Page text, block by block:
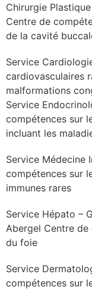
Chirurgie
Centre de
de la cavité
Service
cardiovasculaires
malformations
Service
compétences sur
incluant les
Service Médecine
compétences sur
immunes rares
Service Hépato –
Abergel Centre
du foie
Service
compétences sur